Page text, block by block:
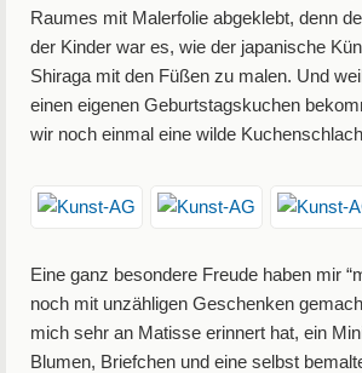
Raumes mit Malerfolie abgeklebt, denn
der Kinder war es, wie der japanische
Shiraga mit den Füßen zu malen. Und
einen eigenen Geburtstagskuchen
wir noch einmal eine wilde
Eine ganz besondere Freude haben mir
noch mit unzähligen Geschenken
mich sehr an Matisse erinnert hat, ein
Blumen, Briefchen und eine selbst